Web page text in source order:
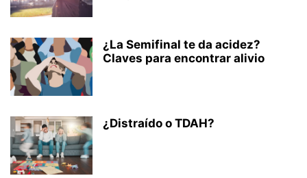
¿La Semifinal te da acidez?
Claves para encontrar alivio
¿Distraído o TDAH?